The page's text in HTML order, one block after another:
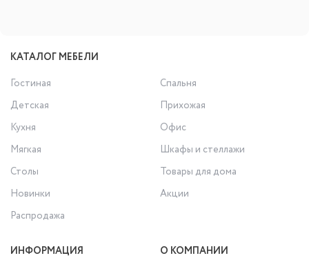
КАТАЛОГ МЕБЕЛИ
Гостиная
Спальня
Детская
Прихожая
Кухня
Офис
Мягкая
Шкафы и стеллажи
Столы
Товары для дома
Новинки
Акции
Распродажа
ИНФОРМАЦИЯ
О КОМПАНИИ